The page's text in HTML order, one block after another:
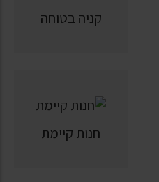
קניה בטוחה
חנות קיימת